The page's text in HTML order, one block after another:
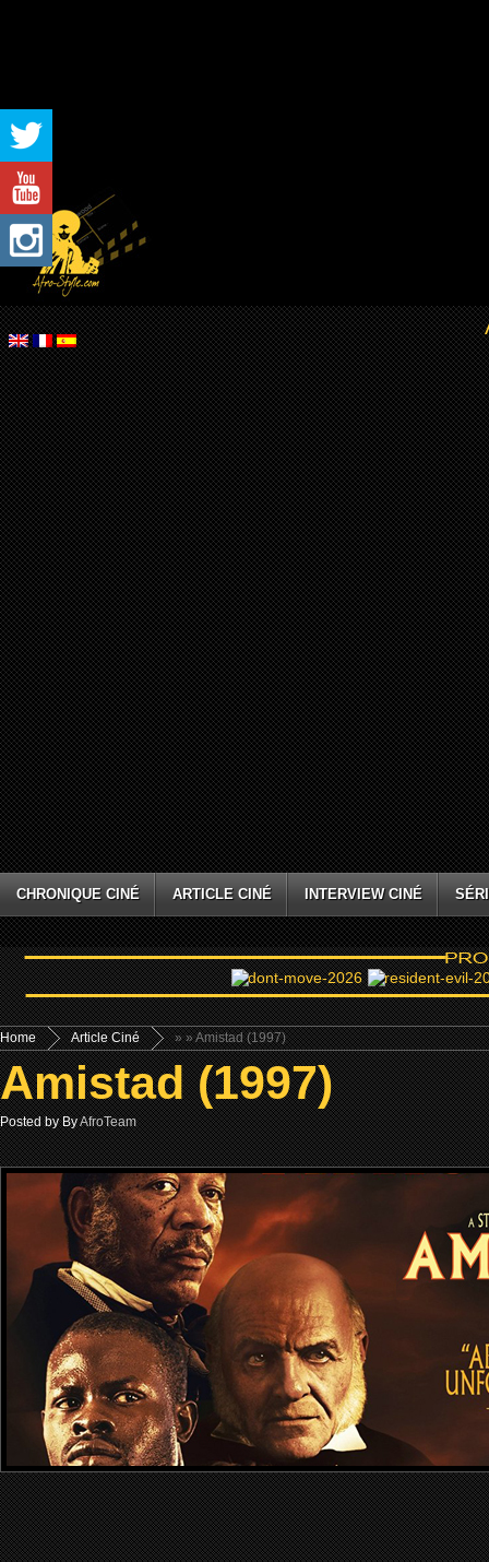
CHRONIQUE CINÉ ARTICLE CINÉ INTERVIEW CINÉ
Home »
Article Ciné » Amistad (1997)
Amistad (1997)
Posted by ByAfroTeam